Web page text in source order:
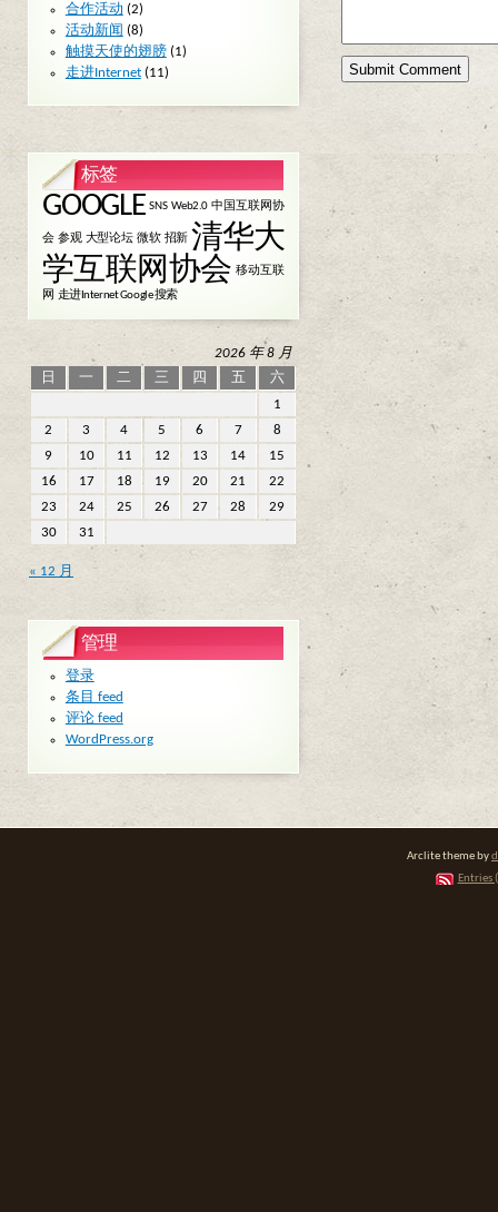
合作活动 (2)
活动新闻 (8)
触摸天使的翅膀(1)
走进Internet(11)
标签
GOOGLE SNS Web2.0 中国互联网协
会 参观 大型论坛 微软 招新 清华大
学互联网协会 移动互联
网 走进Internet Google 搜索
2026 年 8 月
日
一 二 三 四 五
六
1
2
3 4 5 6 7
8
9
10 11 12 13 14
15
16
17 18 19 20 21
22
23
24 25 26 27 28
29
30
31
« 12 月
管理
登录
条目 feed
评论 feed
WordPress.org
Arclite theme by
Entries